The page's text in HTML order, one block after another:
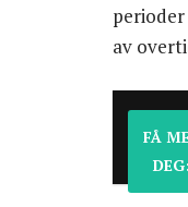
av
FÅ
DEG: